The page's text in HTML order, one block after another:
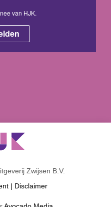
van HJK.
Zwijsen B.V.
| Disclaimer